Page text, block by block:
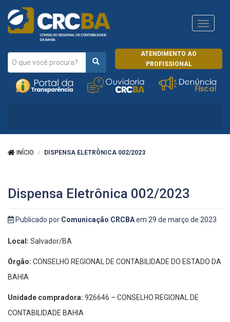
ATENDIMENTO AO
PROFISSIONAL
CRCRJ
INÍCIO DISPENSA ELETRÔNICA 002/2023
Dispensa Eletrônica 002/2023
Publicado por Comunicação CRCBAem 29 de março de 2023
Local: Salvador/BA
Órgão: CONSELHO REGIONAL DE CONTABILIDADE DO ESTADO DA
BAHIA
Unidade compradora: 926646 – CONSELHO REGIONAL DE
CONTABILIDADE BAHIA